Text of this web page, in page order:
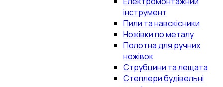
інструмент
Пили та навскісники
Ножівки по металу
Полотна для ручних
ножівок
Струбцини та лещата
Степлери будівельні